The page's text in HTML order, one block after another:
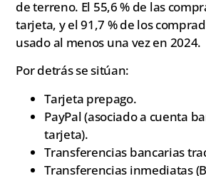
de terreno. El 55,6 % de las
tarjeta, y el 91,7 % de los
usado al menos una vez en 2024.
Por detrás se sitúan:
Tarjeta prepago.
PayPal (asociado a cuenta
tarjeta).
Transferencias bancarias
Transferencias inmediatas